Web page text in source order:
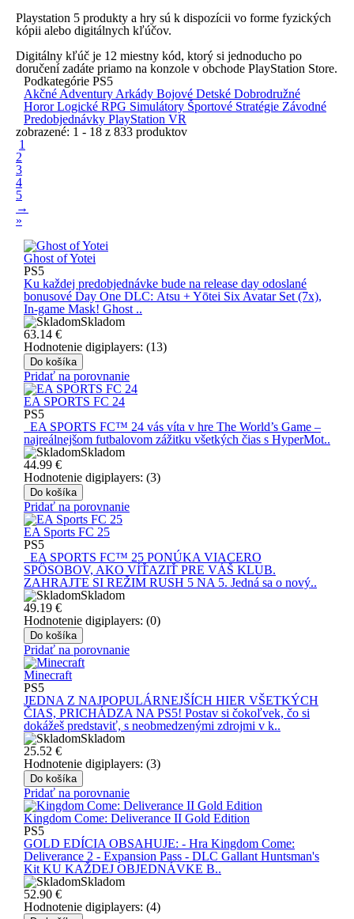
Playstation 5 produkty a hry sú k dispozícii vo forme fyzických
kópii alebo digitálnych kľúčov.
Digitálny kľúč je 12 miestny kód, ktorý si jednoducho po
doručení zadáte priamo na konzole v obchode PlayStation Store.
Podkategórie PS5
Akčné Adventury Arkády Bojové Detské Dobrodružné
HororLogické RPG Simulátory Športové Stratégie Závodné
Predobjednávky PlayStation VR
zobrazené: 1 - 18 z 833 produktov
1
2
3
4
5
→
»
Ghost of Yotei
PS5
Ku každej predobjednávke bude na release day odoslané
bonusové Day One DLC: Atsu + Yōtei Six Avatar Set (7x),
In-game Mask! Ghost ..
Skladom
63.14 €
Hodnotenie digiplayers: (13)
Do košíka
Pridať na porovnanie
EA SPORTS FC 24
PS5
EA SPORTS FC™ 24 vás víta v hre The World’s Game –
najreálnejšom futbalovom zážitku všetkých čias s HyperMot..
Skladom
44.99 €
Hodnotenie digiplayers: (3)
Do košíka
Pridať na porovnanie
EA Sports FC 25
PS5
EA SPORTS FC™ 25 PONÚKA VIACERO
SPÔSOBOV, AKO VÍŤAZIŤ PRE VÁŠ KLUB.
ZAHRAJTE SI REŽIM RUSH 5 NA 5. Jedná sa o nový..
Skladom
49.19 €
Hodnotenie digiplayers: (0)
Do košíka
Pridať na porovnanie
Minecraft
PS5
JEDNA Z NAJPOPULÁRNEJŠÍCH HIER VŠETKÝCH
ČIAS, PRICHÁDZA NA PS5! Postav si čokoľvek, čo si
dokážeš predstaviť, s neobmedzenými zdrojmi v k..
Skladom
25.52 €
Hodnotenie digiplayers: (3)
Do košíka
Pridať na porovnanie
Kingdom Come: Deliverance II Gold Edition
PS5
GOLD EDÍCIA OBSAHUJE: - Hra Kingdom Come:
Deliverance 2 - Expansion Pass - DLC Gallant Huntsman's
Kit KU KAŽDEJ OBJEDNÁVKE B..
Skladom
52.90 €
Hodnotenie digiplayers: (4)